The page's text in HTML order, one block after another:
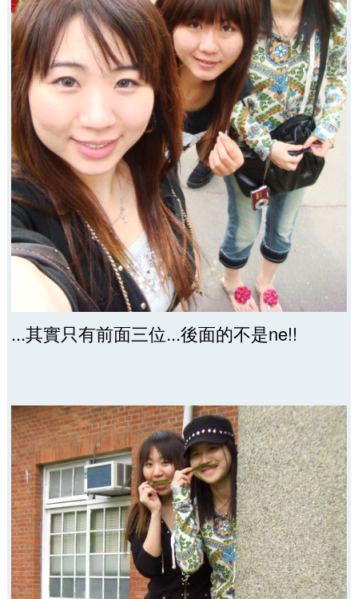
...其實只有前面三位...後面的不是ne!!